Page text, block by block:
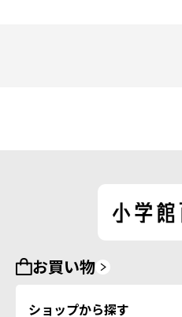
お買い物
ショップから探す